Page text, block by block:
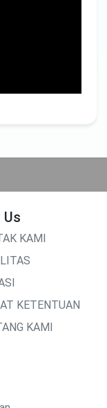
KAMI
KETENTUAN
KAMI